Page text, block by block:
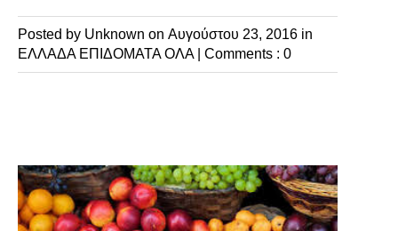
Posted by Unknown on Αυγούστου 23, 2016 in
ΕΛΛΑΔΑ ΕΠΙΔΟΜΑΤΑΟΛΑ Comments : 0